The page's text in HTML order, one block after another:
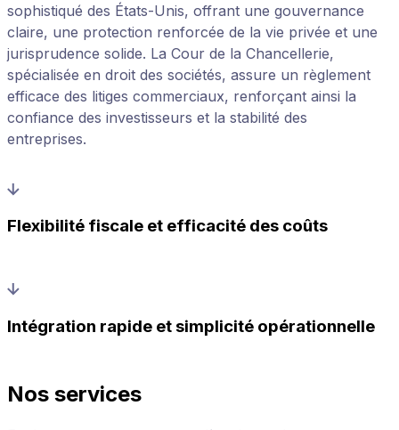
sophistiqué des États-Unis, offrant une gouvernance
claire, une protection renforcée de la vie privée et une
jurisprudence solide. La Cour de la Chancellerie,
spécialisée en droit des sociétés, assure un règlement
efficace des litiges commerciaux, renforçant ainsi la
confiance des investisseurs et la stabilité des
entreprises.
Flexibilité fiscale et efficacité des coûts
Intégration rapide et simplicité opérationnelle
Nos services